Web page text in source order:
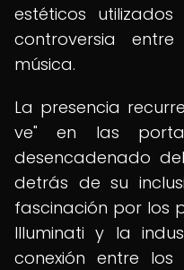
estéticos
controversia
música.
La presencia
ve" en las
desencadenado
detrás de su
fascinación por los
Illuminati y la
conexión entre